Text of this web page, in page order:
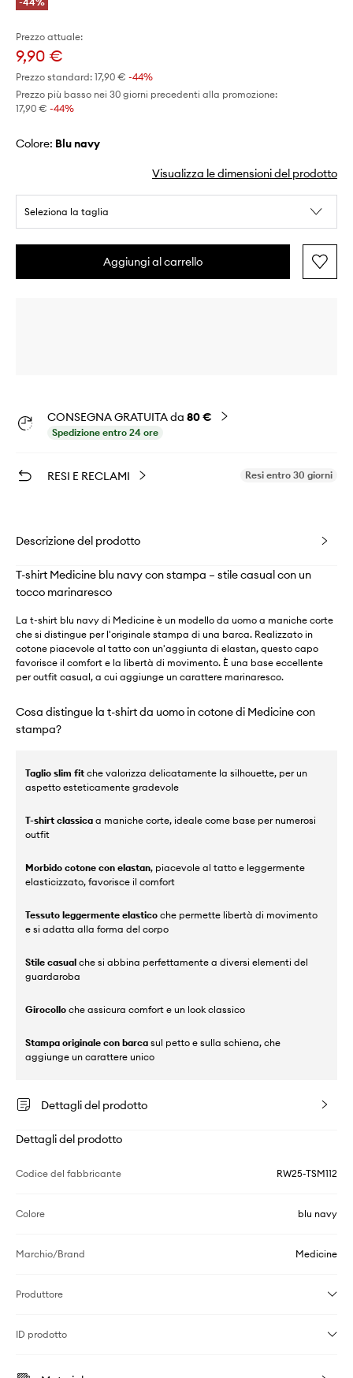
Prezzo attuale:
9,90 €
Prezzo standard: 17,90 € -44%
Prezzo più basso nei 30 giorni precedenti alla promozione:
17,90 € -44%
Colore: blu navy
Visualizza le dimensioni del prodotto
Seleziona la taglia
Aggiungi al carrello
CONSEGNA GRATUITA da 80 €
Spedizione entro 24 ore
RESI E RECLAMI Resi entro 30 giorni
Descrizione del prodotto
T-shirt Medicine blu navy con stampa – stile casual con un
tocco marinaresco
La t-shirt blu navy di Medicine è un modello da uomo a maniche corte
che si distingue per l'originale stampa di una barca. Realizzato in
cotone piacevole al tatto con un'aggiunta di elastan, questo capo
favorisce il comfort e la libertà di movimento. È una base eccellente
per outfit casual, a cui aggiunge un carattere marinaresco.
Cosa distingue la t-shirt da uomo in cotone di Medicine con
stampa?
Taglio slim fit che valorizza delicatamente la silhouette, per un
aspetto esteticamente gradevole
T-shirt classica a maniche corte, ideale come base per numerosi
outfit
Morbido cotone con elastan, piacevole al tatto e leggermente
elasticizzato, favorisce il comfort
Tessuto leggermente elastico che permette libertà di movimento
e si adatta alla forma del corpo
Stile casual che si abbina perfettamente a diversi elementi del
guardaroba
Girocollo che assicura comfort e un look classico
Stampa originale con barca sul petto e sulla schiena, che
aggiunge un carattere unico
Dettagli del prodotto
Dettagli del prodotto
Codice del fabbricante RW25-TSM112
Colore blu navy
Marchio/Brand Medicine
Produttore
ID prodotto